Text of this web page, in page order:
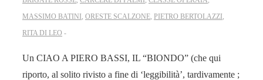
MASSIMO BATINI ORESTE SCALZONE PIETRO BERTOLAZZI
RITA DI LEO
Un CIAO A PIERO BASSI, IL “BIONDO” (che qui
riporto, al solito rivisto a fine di ‘leggibilità’, tardivamente ;